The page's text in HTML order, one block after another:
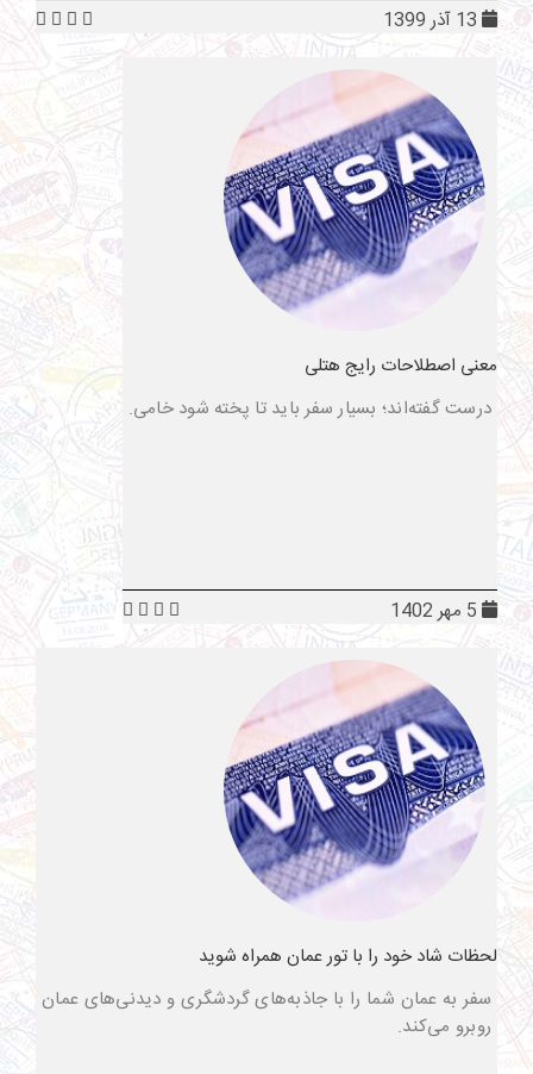
معنی اصطلاحات رایج هتلی
درست گفته‌اند؛ بسیار سفر باید تا پخته شود خامی.
لحظات شاد خود را با تور عمان همراه شوید
سفر به عمان شما را با جاذبه‌های گردشگری و دیدنی‌های عمان
روبرو می‌کند.